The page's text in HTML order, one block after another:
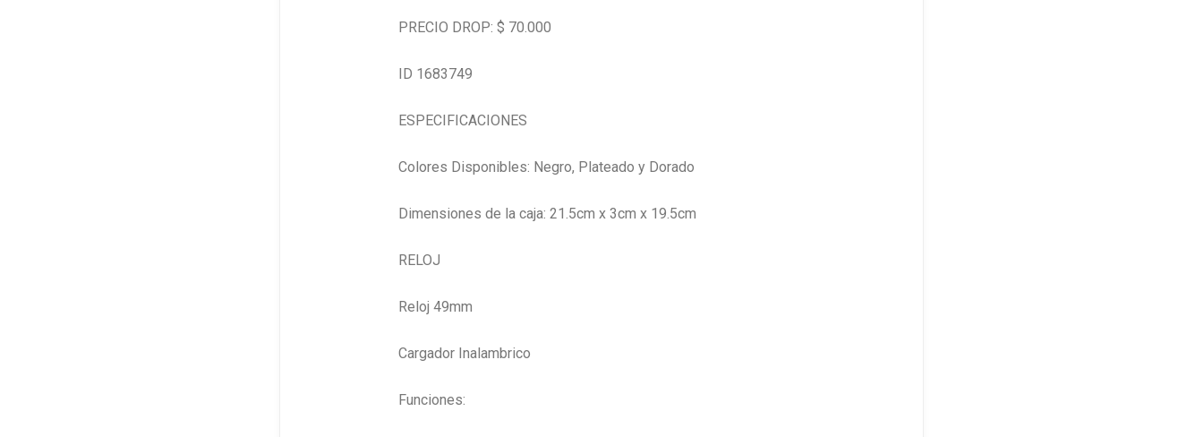
PRECIO DROP: $ 70.000
ID 1683749
ESPECIFICACIONES
Colores Disponibles: Negro, Plateado y Dorado
Dimensiones de la caja: 21.5cm x 3cm x 19.5cm
RELOJ
Reloj 49mm
Cargador Inalambrico
Funciones: